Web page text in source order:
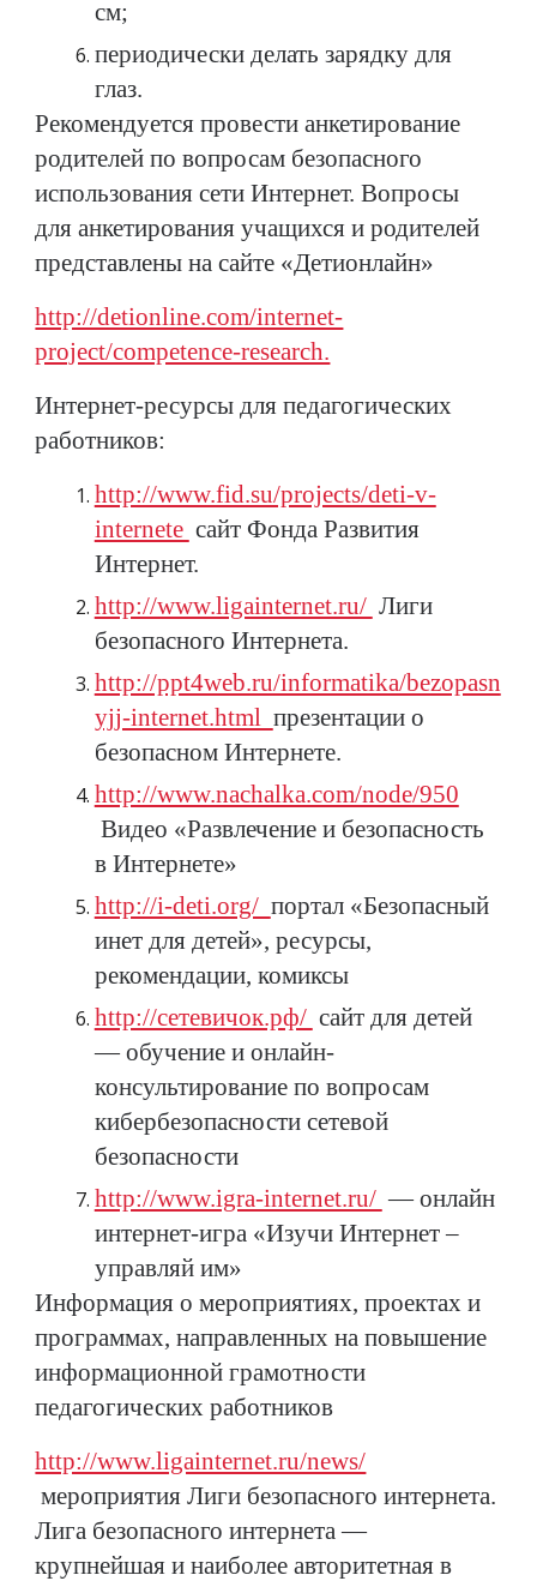
см;
периодически делать зарядку для
глаз.
Рекомендуется провести анкетирование
родителей по вопросам безопасного
использования сети Интернет. Вопросы
для анкетирования учащихся и родителей
представлены на сайте «Детионлайн»
http://detionline.com/internet-
project/competence-research.
Интернет-ресурсы для педагогических
работников:
http://www.fid.su/projects/deti-v-
internete сайт Фонда Развития
Интернет.
http://www.ligainternet.ru/ Лиги
безопасного Интернета.
http://ppt4web.ru/informatika/bezopasn
yjj-internet.html презентации о
безопасном Интернете.
http://www.nachalka.com/node/950
Видео «Развлечение и безопасность
в Интернете»
http://i-deti.org/ портал «Безопасный
инет для детей», ресурсы,
рекомендации, комиксы
http://сетевичок.рф/ сайт для детей
— обучение и онлайн-
консультирование по вопросам
кибербезопасности сетевой
безопасности
http://www.igra-internet.ru/ — онлайн
интернет-игра «Изучи Интернет –
управляй им»
Информация о мероприятиях, проектах и
программах, направленных на повышение
информационной грамотности
педагогических работников
http://www.ligainternet.ru/news/
мероприятия Лиги безопасного интернета.
Лига безопасного интернета —
крупнейшая и наиболее авторитетная в